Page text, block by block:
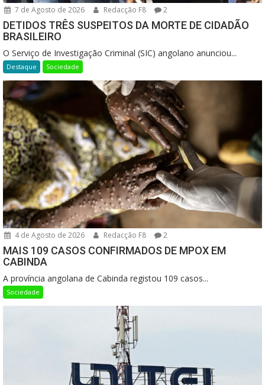
7 de Agosto de 2026 Redacção F8 2
DETIDOS TRÊS SUSPEITOS DA MORTE DE CIDADÃO
BRASILEIRO
O Serviço de Investigação Criminal (SIC) angolano anunciou...
Destaque Sociedade
4 de Agosto de 2026 Redacção F8 2
MAIS 109 CASOS CONFIRMADOS DE MPOX EM
CABINDA
A província angolana de Cabinda registou 109 casos...
Sociedade